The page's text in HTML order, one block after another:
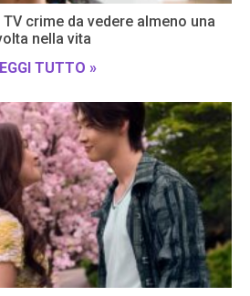
crime da vedere almeno una
nella vita
TUTTO »